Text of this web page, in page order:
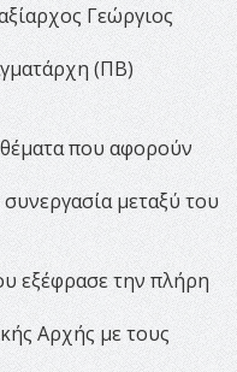
Γεώργιος
(ΠΒ)
που αφορούν
συνεργασία μεταξύ του
εξέφρασε την πλήρη
Αρχής με τους